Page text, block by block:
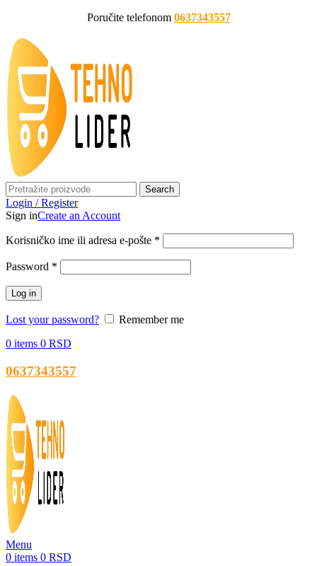
Poručite telefonom 0637343557
Search
Login / Register
Sign inCreate an Account
Korisničko ime ili adresa e-pošte *
Password *
Log in
Lost your password?
Remember me
0 items 0 RSD
0637343557
Menu
0 items 0 RSD